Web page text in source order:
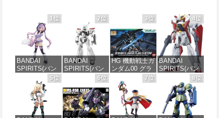
1位
BANDAI
SPIRITS(バン
ダイ スピリッ
ツ) 30MS SIS-
J00 メルンジ
ャ[カラーA] 色
分け済みプラ
モデル
2位
BANDAI
SPIRITS(バン
ダイ スピリッ
ツ) 機動警察パ
トレイバー
EZY RG 1/48
AV-98Plus (イ
ングラム・プ
3位
HG 機動戦士ガ
ンダム00 グラ
ハム専用ユニ
オンフラッグ
カスタム 1/144
スケール 色分
け済みプラモ
デル
4位
BANDAI
SPIRITS(バン
ダイ スピリッ
ツ) HGAW 機
動新世紀ガン
ダムX ガンダ
ムエアマスタ
ー 1/144スケー
5位 6位 7位 8位